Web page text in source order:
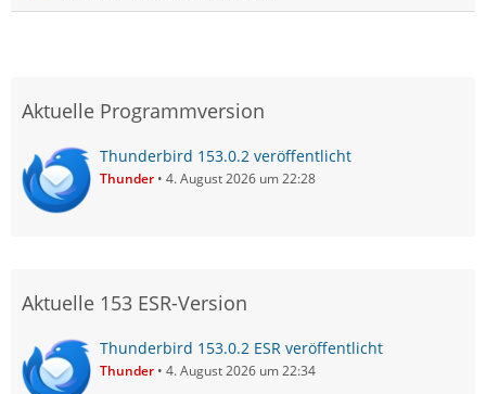
Aktuelle Programmversion
Thunderbird 153.0.2 veröffentlicht
Thunder 4. August 2026 um 22:28
Aktuelle 153 ESR-Version
Thunderbird 153.0.2 ESR veröffentlicht
Thunder 4. August 2026 um 22:34